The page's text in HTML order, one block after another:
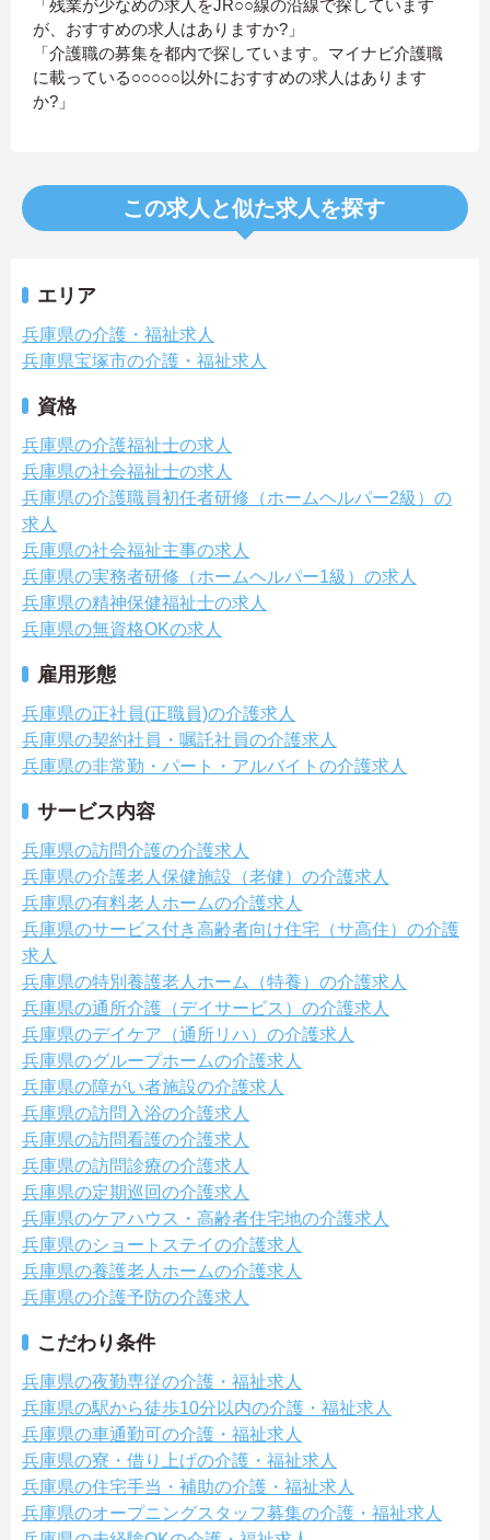
「残業が少なめの求人をJR○○線の沿線で探しています
が、おすすめの求人はありますか?」
「介護職の募集を都内で探しています。マイナビ介護職
に載っている○○○○○以外におすすめの求人はあります
か?」
この求人と似た求人を探す
エリア
兵庫県の介護・福祉求人
兵庫県宝塚市の介護・福祉求人
資格
兵庫県の介護福祉士の求人
兵庫県の社会福祉士の求人
兵庫県の介護職員初任者研修（ホームヘルパー2級）の
求人
兵庫県の社会福祉主事の求人
兵庫県の実務者研修（ホームヘルパー1級）の求人
兵庫県の精神保健福祉士の求人
兵庫県の無資格OKの求人
雇用形態
兵庫県の正社員(正職員)の介護求人
兵庫県の契約社員・嘱託社員の介護求人
兵庫県の非常勤・パート・アルバイトの介護求人
サービス内容
兵庫県の訪問介護の介護求人
兵庫県の介護老人保健施設（老健）の介護求人
兵庫県の有料老人ホームの介護求人
兵庫県のサービス付き高齢者向け住宅（サ高住）の介護
求人
兵庫県の特別養護老人ホーム（特養）の介護求人
兵庫県の通所介護（デイサービス）の介護求人
兵庫県のデイケア（通所リハ）の介護求人
兵庫県のグループホームの介護求人
兵庫県の障がい者施設の介護求人
兵庫県の訪問入浴の介護求人
兵庫県の訪問看護の介護求人
兵庫県の訪問診療の介護求人
兵庫県の定期巡回の介護求人
兵庫県のケアハウス・高齢者住宅地の介護求人
兵庫県のショートステイの介護求人
兵庫県の養護老人ホームの介護求人
兵庫県の介護予防の介護求人
こだわり条件
兵庫県の夜勤専従の介護・福祉求人
兵庫県の駅から徒歩10分以内の介護・福祉求人
兵庫県の車通勤可の介護・福祉求人
兵庫県の寮・借り上げの介護・福祉求人
兵庫県の住宅手当・補助の介護・福祉求人
兵庫県のオープニングスタッフ募集の介護・福祉求人